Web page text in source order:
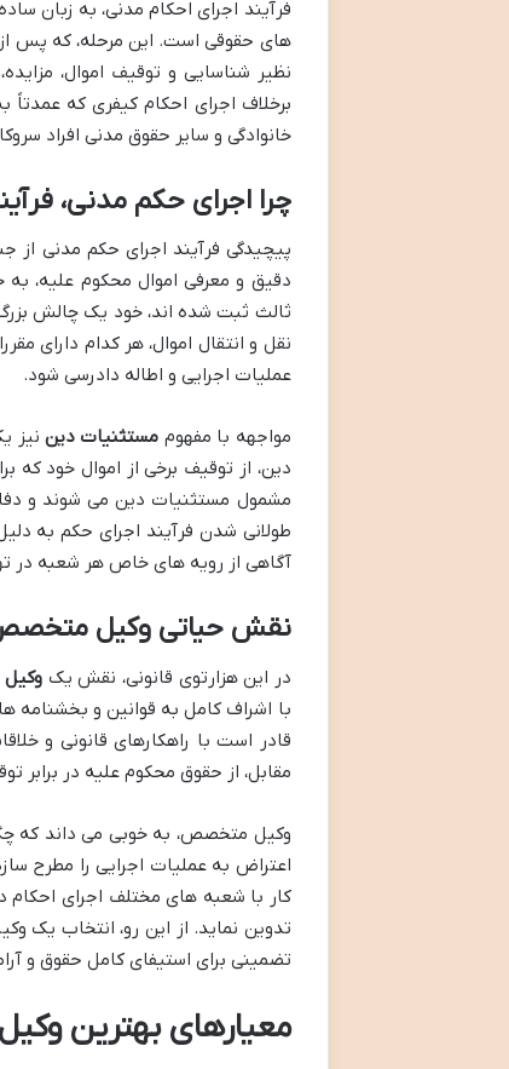
فرآیند اجرای احکام مدنی، به زبان
های حقوقی است. این مرحله، که پس
نظیر شناسایی و توقیف اموال،
برخلاف اجرای احکام کیفری که عمدتاً
خانوادگی و سایر حقوق مدنی افراد
چرا اجرای حکم مدنی،
پیچیدگی فرآیند اجرای حکم مدنی از
دقیق و معرفی اموال محکوم علیه،
ثالث ثبت شده اند، خود یک چالش
نقل و انتقال اموال، هر کدام دارای
عملیات اجرایی و اطاله دادرسی شود.
مواجهه با مفهوم مستثنیات دیننیز
دین، از توقیف برخی از اموال خود
مشمول مستثنیات دین می شوند و دفاع
طولانی شدن فرآیند اجرای حکم به
آگاهی از رویه های خاص هر شعبه در
نقش حیاتی وکیل متخصص
در این هزارتوی قانونی، نقش یک
با اشراف کامل به قوانین و بخشنامه
قادر است با راهکارهای قانونی و
مقابل، از حقوق محکوم علیه در برابر
وکیل متخصص، به خوبی می داند که
اعتراض به عملیات اجرایی را مطرح
کار با شعبه های مختلف اجرای احکام
تدوین نماید. از این رو، انتخاب یک
تضمینی برای استیفای کامل حقوق و
معیارهای بهترین